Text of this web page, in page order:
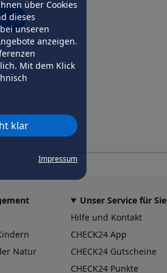
über Cookies
dieses
unseren
anzeigen.
Mit dem Klick
klar
Impressum
Natur
Unser Service für Sie
Hilfe und Kontakt
CHECK24 App
CHECK24 Gutscheine
CHECK24 Punkte